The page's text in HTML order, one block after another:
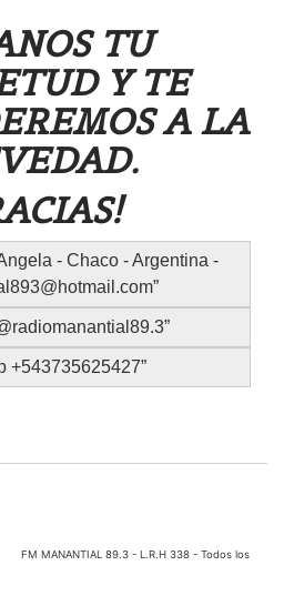
TU
Y TE
A LA
- Chaco - Argentina -
+543735625427
FM MANANTIAL 89.3 - L.R.H 338 - Todos los